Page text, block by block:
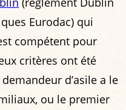
Eurodac) qui
compétent pour
critères ont été
d’asile a le
ou le premier